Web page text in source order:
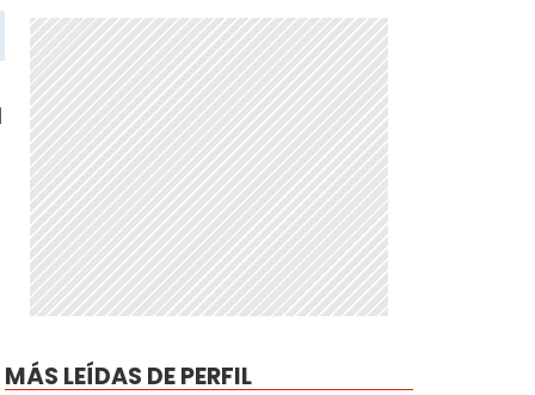
MÁS LEÍDAS DE PERFIL